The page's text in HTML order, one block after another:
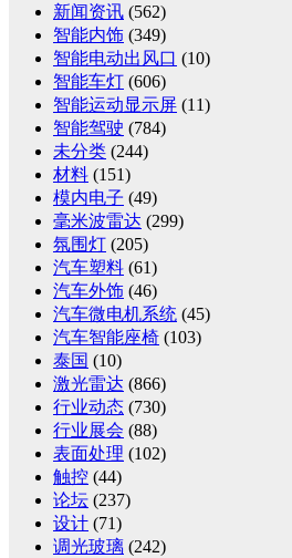
新闻资讯 (562)
智能内饰 (349)
智能电动出风口 (10)
智能车灯 (606)
智能运动显示屏 (11)
智能驾驶 (784)
未分类 (244)
材料 (151)
模内电子 (49)
毫米波雷达 (299)
氛围灯 (205)
汽车塑料 (61)
汽车外饰 (46)
汽车微电机系统 (45)
汽车智能座椅 (103)
泰国 (10)
激光雷达 (866)
行业动态 (730)
行业展会 (88)
表面处理 (102)
触控 (44)
论坛 (237)
设计 (71)
调光玻璃 (242)